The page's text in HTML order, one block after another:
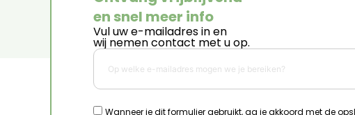
en snel meer info
Vul uw e-mailadres in en
wij nemen contact met u op.
Wanneer je dit formulier gebruikt, ga je akkoord met de